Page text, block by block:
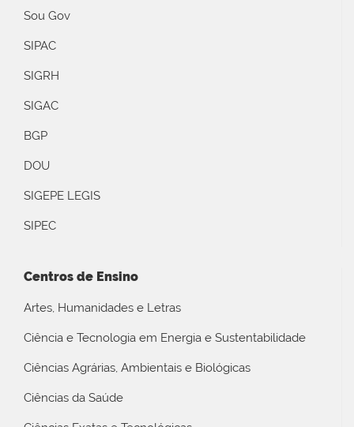
Sou Gov
SIPAC
SIGRH
SIGAC
BGP
DOU
SIGEPE LEGIS
SIPEC
Centros de Ensino
Artes, Humanidades e Letras
Ciência e Tecnologia em Energia e Sustentabilidade
Ciências Agrárias, Ambientais e Biológicas
Ciências da Saúde